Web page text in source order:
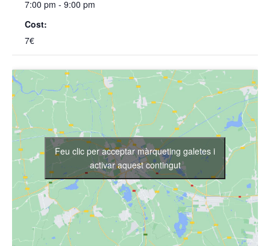
7:00 pm - 9:00 pm
Cost:
7€
Feu clic per acceptar màrqueting galetes i
activar aquest contingut